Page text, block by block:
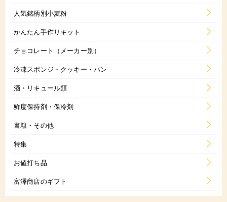
人気銘柄別小麦粉
かんたん手作りキット
チョコレート（メーカー別）
冷凍スポンジ・クッキー・パン
酒・リキュール類
鮮度保持剤・保冷剤
書籍・その他
特集
お値打ち品
富澤商店のギフト